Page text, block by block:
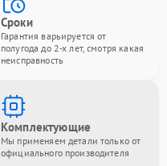
Сроки
Гарантия варьируется от
полугода до 2-х лет, смотря какая
неисправность
Комплектующие
Мы применяем детали только от
официального производителя